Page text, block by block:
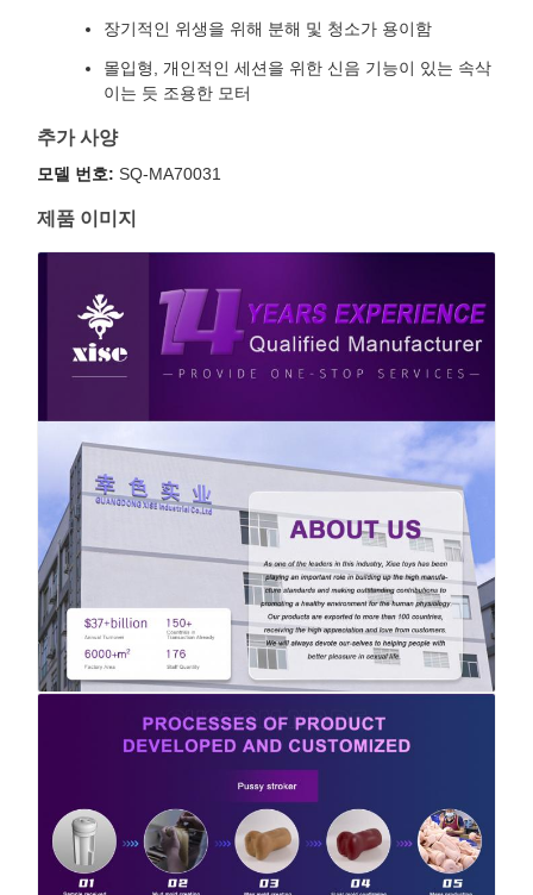
장기적인 위생을 위해 분해 및 청소가 용이함
몰입형, 개인적인 세션을 위한 신음 기능이 있는 속삭
이는 듯 조용한 모터
추가 사양
모델 번호: SQ-MA70031
제품 이미지